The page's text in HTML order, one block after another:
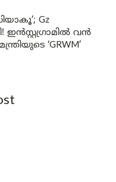
Gz
ഇൻസ്റ്റഗ്രാമിൽ വൻ
‘GRWM’